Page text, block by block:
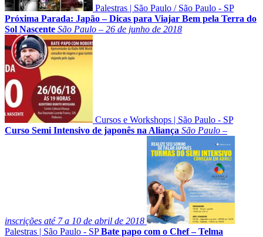
Palestras | São Paulo / São Paulo - SP
Próxima Parada: Japão – Dicas para Viajar Bem pela Terra do
Sol Nascente São Paulo – 26 de junho de 2018
Cursos e Workshops | São Paulo - SP
Curso Semi Intensivo de japonês na Aliança São Paulo –
inscrições até 7 a 10 de abril de 2018
Palestras | São Paulo - SP Bate papo com o Chef – Telma